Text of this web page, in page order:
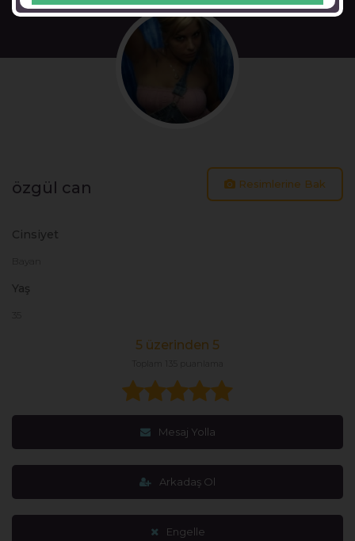
özgül can Resimlerine Bak
Cinsiyet
Yaş
5 üzerinden 5
Mesaj Yolla
Arkadaş Ol
Engelle